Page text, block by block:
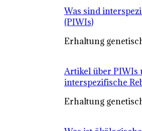
Was sind
(PIWIs)
Erhaltung
Artikel über PIWIs
interspezifische
Erhaltung